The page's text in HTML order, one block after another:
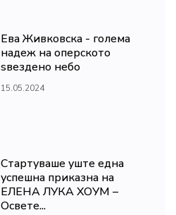
Ева Живковска - голема
надеж на оперското
ѕвездено небо
15.05.2024
Стартуваше уште една
успешна приказна на
ЕЛЕНА ЛУКА ХОУМ –
Освете...